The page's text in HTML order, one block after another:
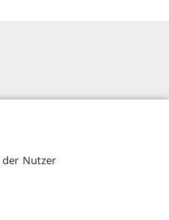
der Nutzer